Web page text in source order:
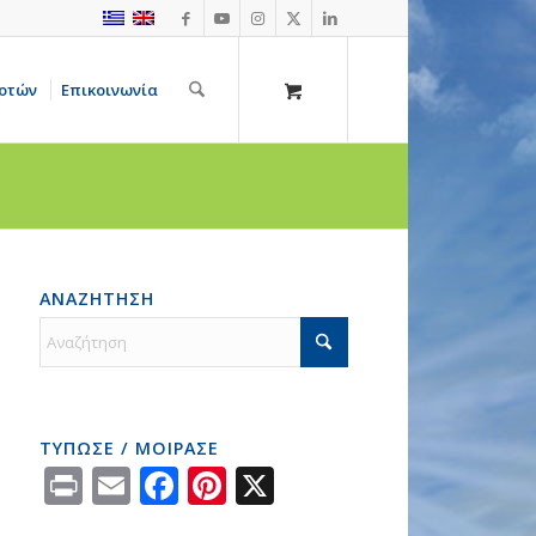
Επικοινωνία
ΑΝΑΖΗΤΗΣΗ
ΤΥΠΩΣΕ / ΜΟΙΡΑΣΕ
PrintEmailFacebook
Pinterest